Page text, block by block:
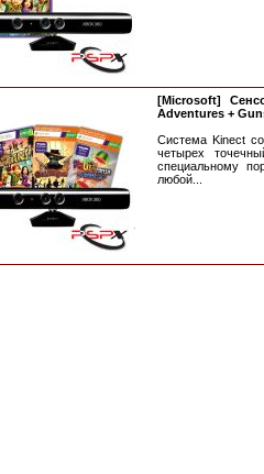
[Microsoft]
Adventures +
Система Kinect
четырех
специальному
любой...